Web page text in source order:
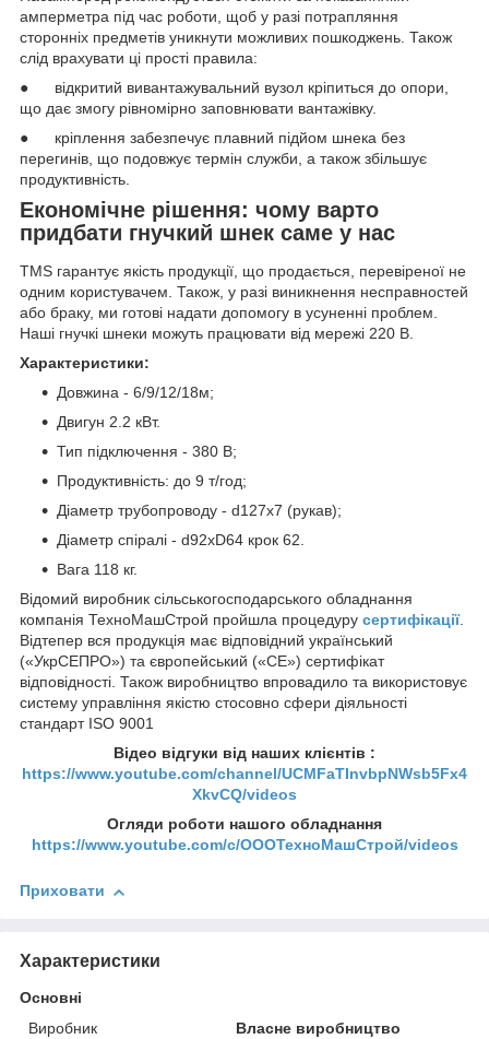
амперметра під час роботи, щоб у разі потрапляння
сторонніх предметів уникнути можливих пошкоджень. Також
слід врахувати ці прості правила:
● відкритий вивантажувальний вузол кріпиться до опори,
що дає змогу рівномірно заповнювати вантажівку.
● кріплення забезпечує плавний підйом шнека без
перегинів, що подовжує термін служби, а також збільшує
продуктивність.
Економічне рішення: чому варто
придбати гнучкий шнек саме у нас
TMS гарантує якість продукції, що продається, перевіреної не
одним користувачем. Також, у разі виникнення несправностей
або браку, ми готові надати допомогу в усуненні проблем.
Наші гнучкі шнеки можуть працювати від мережі 220 В.
Характеристики:
Довжина - 6/9/12/18м;
Двигун 2.2 кВт.
Тип підключення - 380 В;
Продуктивність: до 9 т/год;
Діаметр трубопроводу - d127х7 (рукав);
Діаметр спіралі - d92хD64 крок 62.
Вага 118 кг.
Відомий виробник сільськогосподарського обладнання
компанія ТехноМашСтрой пройшла процедуру сертифікації.
Відтепер вся продукція має відповідний український
(«УкрСЕПРО») та європейський («СЕ») сертифікат
відповідності. Також виробництво впровадило та використовує
систему управління якістю стосовно сфери діяльності
стандарт ISO 9001
Відео відгуки від наших клієнтів :
https://www.youtube.com/channel/UCMFaTInvbpNWsb5Fx4
XkvCQ/videos
Огляди роботи нашого обладнання
https://www.youtube.com/c/ОООТехноМашСтрой/videos
Приховати
Характеристики
Основні
Виробник
Власне виробництво